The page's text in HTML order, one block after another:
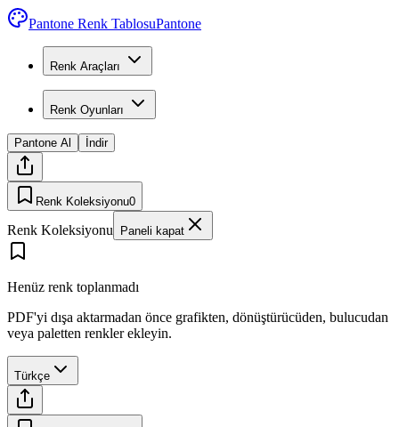
Pantone Renk TablosuPantone
Renk Araçları
Renk Oyunları
Pantone Al İndir
Renk Koleksiyonu0
Renk Koleksiyonu Paneli kapat
Henüz renk toplanmadı
PDF'yi dışa aktarmadan önce grafikten, dönüştürücüden, bulucudan
veya paletten renkler ekleyin.
Türkçe